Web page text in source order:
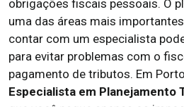
obrigações fiscais pessoais. O
uma das áreas mais
contar com um especialista
para evitar problemas com o
pagamento de tributos. Em
Especialista em Planejamento